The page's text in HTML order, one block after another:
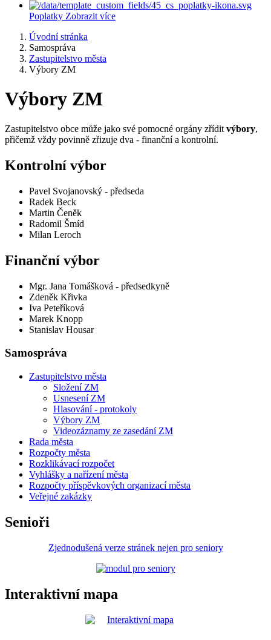
Poplatky Zobrazit více
Úvodní stránka
Samospráva
Zastupitelstvo města
Výbory ZM
Výbory ZM
Zastupitelstvo obce může jako své pomocné orgány zřídit výbory,
přičemž vždy povinně zřizuje dva - finanční a kontrolní.
Kontrolní výbor
Pavel Svojanovský - předseda
Radek Beck
Martin Čeněk
Radomil Šmíd
Milan Leroch
Finanční výbor
Mgr. Jana Tomášková - předsedkyně
Zdeněk Křivka
Iva Peteříková
Marek Knopp
Stanislav Housar
Samospráva
Zastupitelstvo města
Složení ZM
Usnesení ZM
Hlasování - protokoly
Výbory ZM
Videozáznamy ze zasedání ZM
Rada města
Rozpočty města
Rozklikávací rozpočet
Vyhlášky a nařízení města
Rozpočty příspěvkových organizací města
Veřejné zakázky
Senioři
Zjednodušená verze stránek nejen pro seniory
Interaktivní mapa